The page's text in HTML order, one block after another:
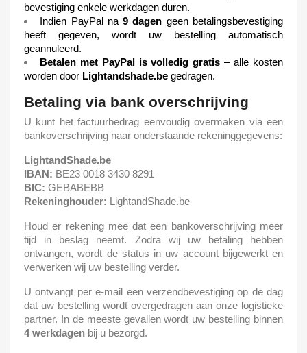
bevestiging enkele werkdagen duren.
Indien PayPal na9 dagen geen betalingsbevestiging
heeft gegeven, wordt uw bestelling automatisch
geannuleerd.
Betalen met PayPal is volledig gratis – alle kosten
worden door Lightandshade.be gedragen.
Betaling via bank overschrijving
U kunt het factuurbedrag eenvoudig overmaken via een
bankoverschrijving naar onderstaande rekeninggegevens:
LightandShade.be
IBAN: BE23 0018 3430 8291
BIC: GEBABEBB
Rekeninghouder: LightandShade.be
Houd er rekening mee dat een bankoverschrijving meer
tijd in beslag neemt. Zodra wij uw betaling hebben
ontvangen, wordt de status in uw account bijgewerkt en
verwerken wij uw bestelling verder.
U ontvangt per e-mail een verzendbevestiging op de dag
dat uw bestelling wordt overgedragen aan onze logistieke
partner. In de meeste gevallen wordt uw bestelling binnen
4 werkdagen bij u bezorgd.